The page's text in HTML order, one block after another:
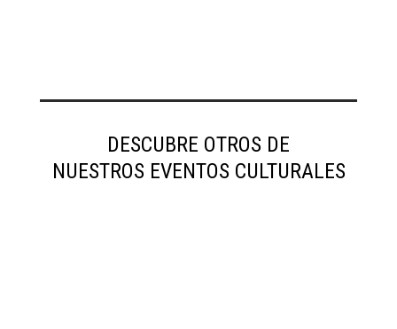
DESCUBRE OTROS DE
NUESTROS EVENTOS CULTURALES